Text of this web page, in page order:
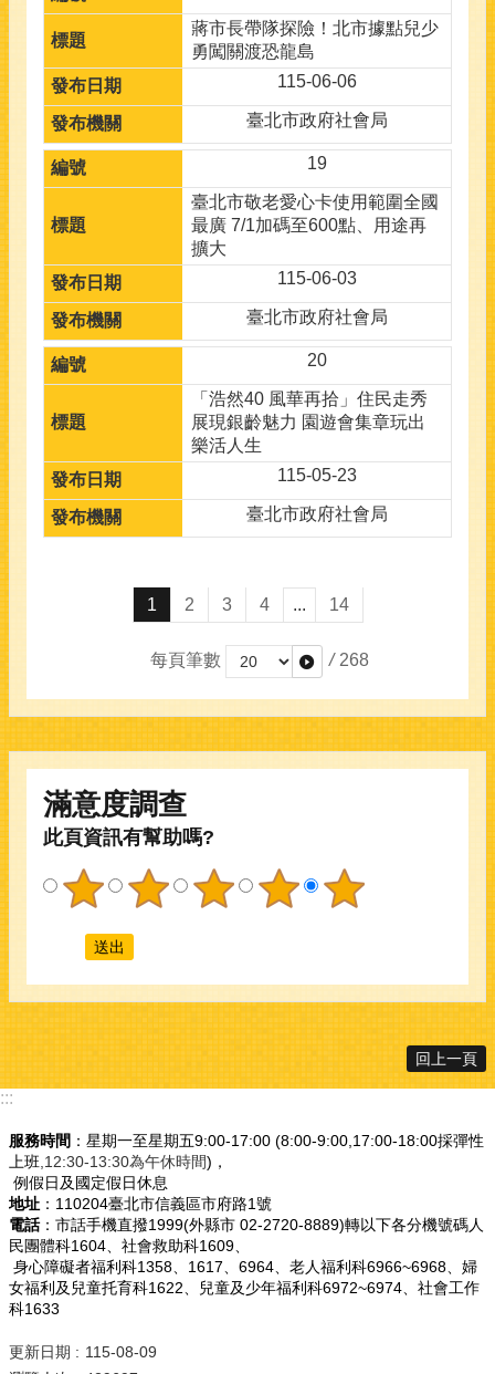
蔣市長帶隊探險！北市據點兒少
勇闖關渡恐龍島
115-06-06
臺北市政府社會局
19
臺北市敬老愛心卡使用範圍全國
最廣 7/1加碼至600點、用途再
擴大
115-06-03
臺北市政府社會局
20
「浩然40 風華再拾」住民走秀
展現銀齡魅力 園遊會集章玩出
樂活人生
115-05-23
臺北市政府社會局
1 2 3 4 ... 14
每頁筆數 / 268
滿意度調查
此頁資訊有幫助嗎?
回上一頁
:::
服務時間 ：星期一至星期五9:00-17:00 (8:00-9:00,17:00-18:00採彈性
上班 ,12:30-13:30為午休時間)，
例假日及國定假日休息
地址 ：110204臺北市信義區市府路1號
電話：市話手機直撥1999(外縣市 02-2720-8889)轉以下各分機號碼人
民團體科1604、社會救助科1609、
身心障礙者福利科1358、1617、6964、老人福利科6966~6968、婦
女福利及兒童托育科1622、兒童及少年福利科6972~6974、社會工作
科1633
更新日期
115-08-09